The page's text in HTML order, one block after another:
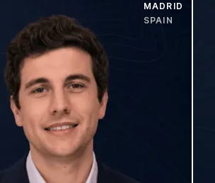
MADRID
SPAIN